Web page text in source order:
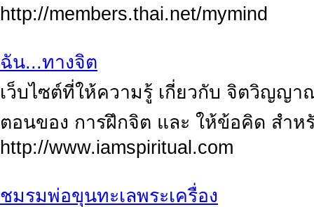
http://members.thai.net/mymind
ฉัน...ทางจิต
เว็บไซต์ที่ให้ความรู้ เกี่ยวกับ จิตวิญญ
ตอนของ การฝึกจิต และ ให้ข้อคิด สำห
http://www.iamspiritual.com
ชมรมพ่อขุนทะเลพระเครื่อง